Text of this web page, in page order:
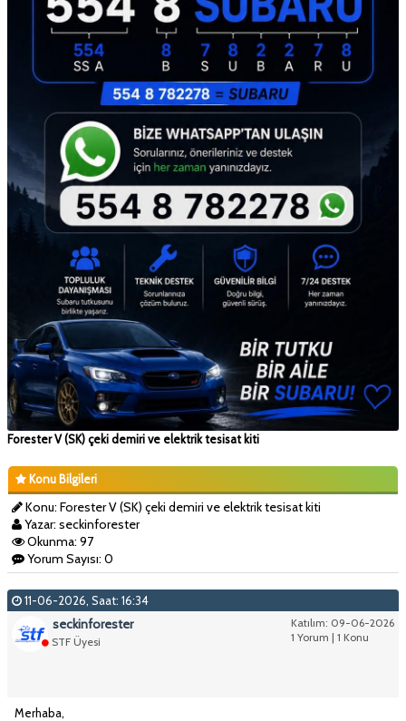
Forester V (SK) çeki demiri ve elektrik tesisat kiti
Konu Bilgileri
Konu: Forester V (SK) çeki demiri ve elektrik tesisat kiti
Yazar: seckinforester
Okunma: 97
Yorum Sayısı: 0
11-06-2026, Saat: 16:34
Katılım: 09-06-2026
1 Yorum | 1 Konu
seckinforester
STF Üyesi
Merhaba,